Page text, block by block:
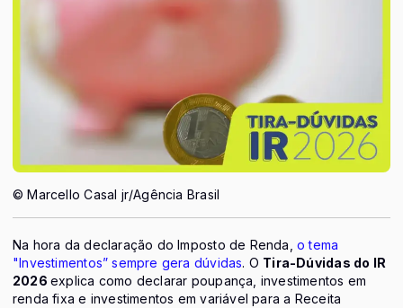
© Marcello Casal jr/Agência Brasil
Na hora da declaração do Imposto de Renda,o tema
"Investimentos” sempre gera dúvidas. O Tira-Dúvidas do IR
2026explica como declarar poupança, investimentos em
renda fixa e investimentos em variável para a Receita